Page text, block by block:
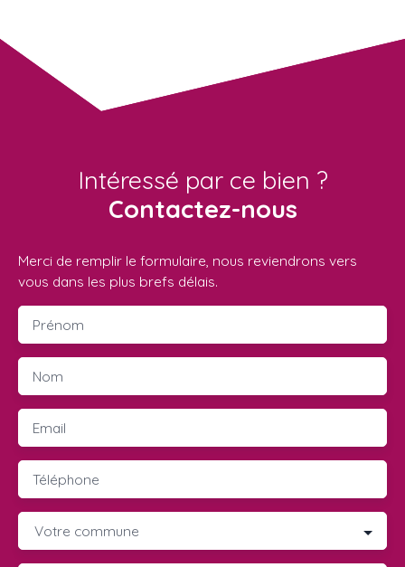
Intéressé par ce bien ?
Contactez-nous
Merci de remplir le formulaire, nous reviendrons vers
vous dans les plus brefs délais.
Prénom
Nom
Email
Téléphone
Votre commune